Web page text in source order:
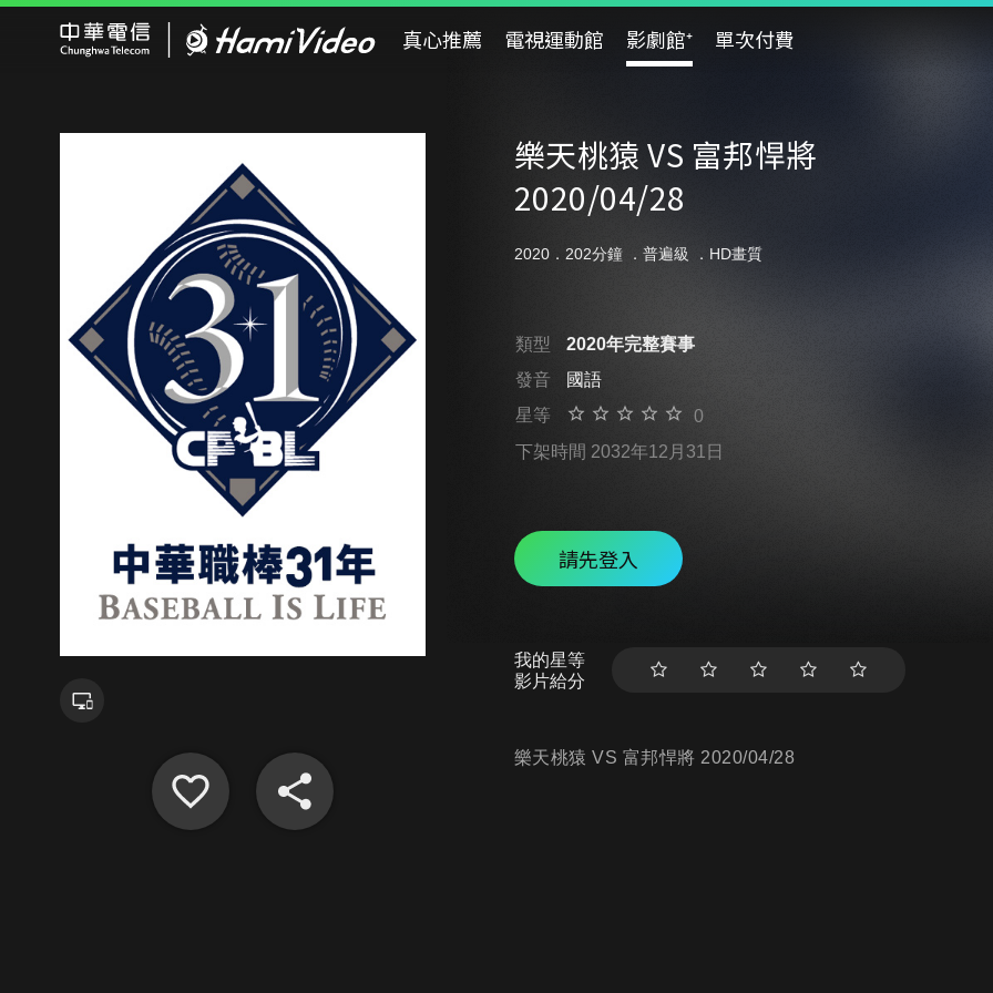
真心推薦 電視運動館 影劇館⁺ 單次付費
樂天桃猿 VS 富邦悍將
2020/04/28
2020．202分鐘 ． 普遍級 ．HD畫質
類型
2020年完整賽事
發音
國語
星等
0
下架時間 2032年12月31日
請先登入
我的星等
影片給分
樂天桃猿 VS 富邦悍將 2020/04/28